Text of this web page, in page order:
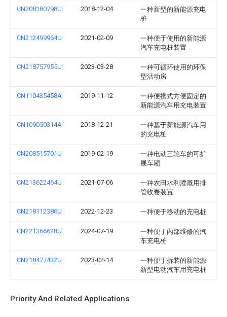
CN208180798U 2018-12-04
一种新型的新能源充电
桩
CN212499964U 2021-02-09
一种便于使用的新能源
汽车充电桩装置
CN218757955U 2023-03-28
一种可循环使用的环保
型活动房
CN110435458A 2019-11-12
一种便携式方便固定的
新能源汽车用充电装置
CN109050314A 2018-12-21
一种基于新能源汽车用
的充电桩
CN208515701U 2019-02-19
一种电动三轮车的可扩
展车厢
CN213622464U 2021-07-06
一种农田水利灌溉用排
管收卷装置
CN218112386U 2022-12-23 一种便于移动的充电桩
CN221366628U 2024-07-19
一种便于内部维修的汽
车充电桩
CN218477432U 2023-02-14
一种便于拆装的新能源
新型电动汽车用充电桩
Priority And Related Applications